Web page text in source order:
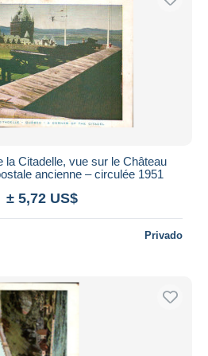
la Citadelle, vue sur le Château
ancienne – circulée 1951
± 5,72 US$
Privado